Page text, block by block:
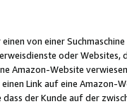
von einer
oder Websites,
Amazon-Website
Link auf eine
der Kunde auf der